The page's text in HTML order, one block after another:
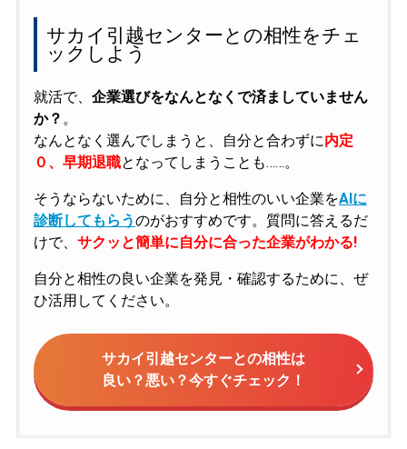
サカイ引越センターとの相性をチェ
ックしよう
就活で、 企業選びをなんとなくで済ましていません
か？ 。
なんとなく選んでしまうと、自分と合わずに内定
０、早期退職となってしまうことも……。
そうならないために、自分と相性のいい企業をAIに
診断してもらうのがおすすめです。質問に答えるだ
けで、 サクッと簡単に自分に合った企業がわかる!
自分と相性の良い企業を発見・確認するために、ぜ
ひ活用してください。
サカイ引越センターとの相性は
良い？悪い？今すぐチェック！